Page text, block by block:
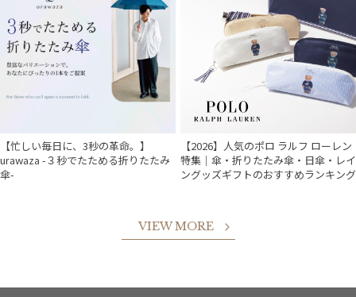
【忙しい毎日に、3秒の革命。】
urawaza -３秒でたためる折りたたみ
傘-
【2026】人気のポロ ラルフ ローレン
特集｜傘・折りたたみ傘・日傘・レイ
ングッズギフトのおすすめランキング
VIEW MORE